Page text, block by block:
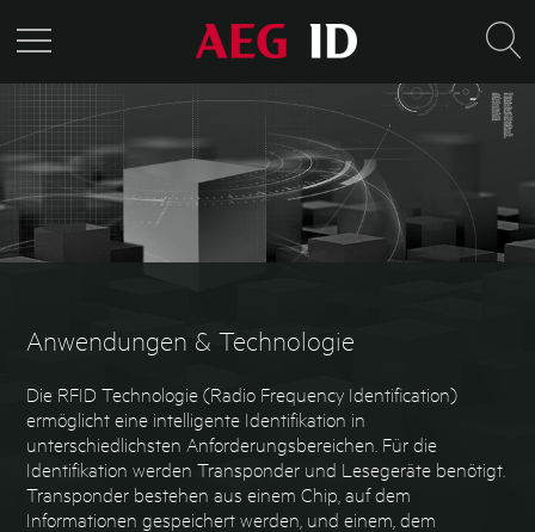
Anwendungen & Technologie
Die RFID Technologie (Radio Frequency Identification)
ermöglicht eine intelligente Identifikation in
unterschiedlichsten Anforderungsbereichen. Für die
Identifikation werden Transponder und Lesegeräte benötigt.
Transponder bestehen aus einem Chip, auf dem
Informationen gespeichert werden, und einem, dem